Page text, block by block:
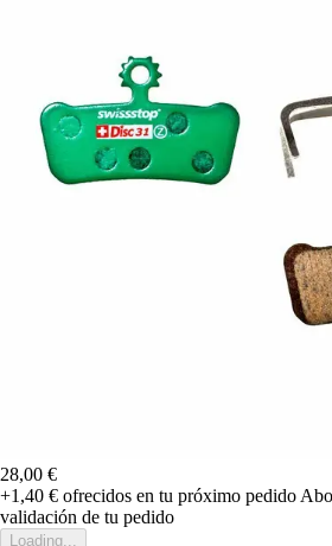
28,00 €
+1,40 € ofrecidos en tu próximo pedido
validación de tu pedido
Loading...